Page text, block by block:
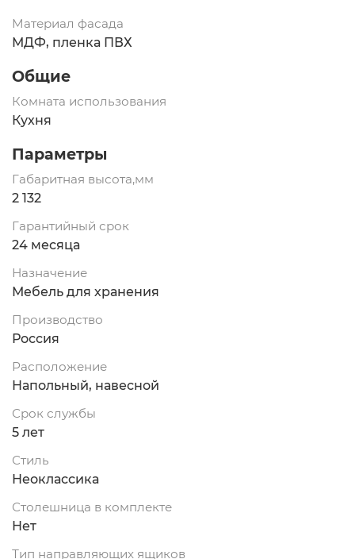
Материал фасада
МДФ, пленка ПВХ
Общие
Комната использования
Кухня
Параметры
Габаритная высота,мм
2 132
Гарантийный срок
24 месяца
Назначение
Мебель для хранения
Производство
Россия
Расположение
Напольный, навесной
Срок службы
5 лет
Стиль
Неоклассика
Столешница в комплекте
Нет
Тип направляющих ящиков